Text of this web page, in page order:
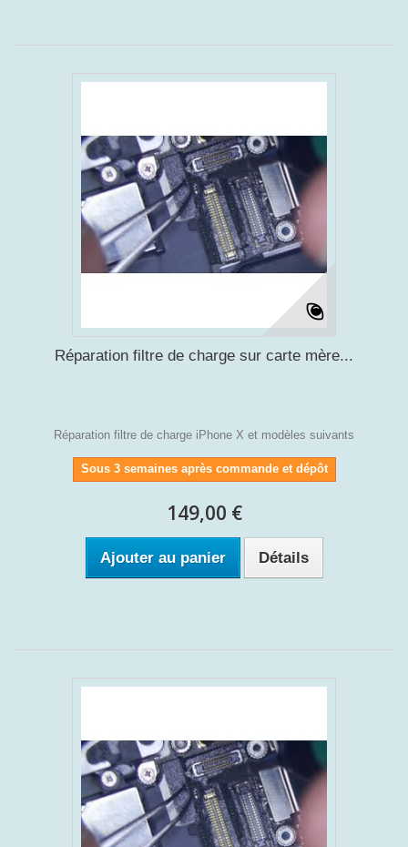
Réparation filtre de charge sur carte mère...
Réparation filtre de charge iPhone X et modèles suivants
Sous 3 semaines après commande et dépôt
149,00 €
Ajouter au panier Détails